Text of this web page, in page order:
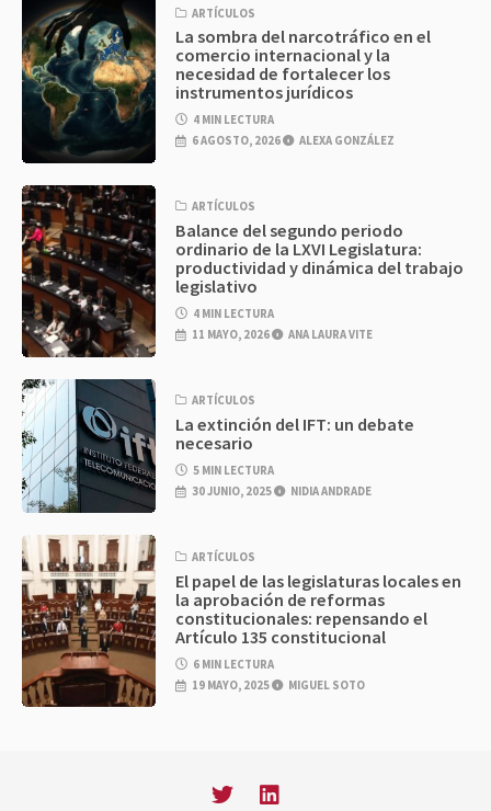
ARTÍCULOS
La sombra del narcotráfico en el
comercio internacional y la
necesidad de fortalecer los
instrumentos jurídicos
4 MIN LECTURA
6 AGOSTO, 2026
ALEXA GONZÁLEZ
ARTÍCULOS
Balance del segundo periodo
ordinario de la LXVI Legislatura:
productividad y dinámica del trabajo
legislativo
4 MIN LECTURA
11 MAYO, 2026
ANA LAURA VITE
ARTÍCULOS
La extinción del IFT: un debate
necesario
5 MIN LECTURA
30 JUNIO, 2025
NIDIA ANDRADE
ARTÍCULOS
El papel de las legislaturas locales en
la aprobación de reformas
constitucionales: repensando el
Artículo 135 constitucional
6 MIN LECTURA
19 MAYO, 2025
MIGUEL SOTO